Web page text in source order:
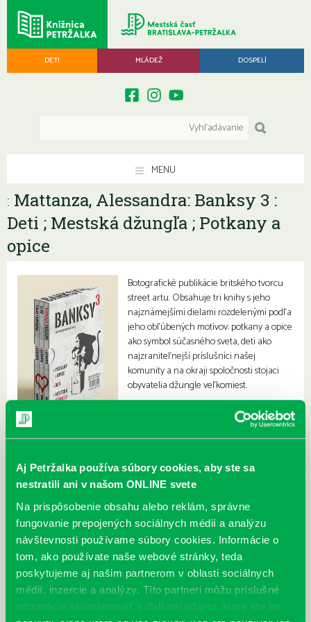
Aj Petržalka používa súbory cookies, aby ste sa
nestratili ani v našom ONLINE svete
Na prispôsobenie obsahu alebo reklám, správne
fungovanie prepojených sociálnych médií a analýzu
návštevnosti používame súbory cookies. Informácie o
tom, ako používate naše webové stránky, teda
poskytujeme aj našim partnerom v oblasti sociálnych
médií, inzercie a analýzy. Títo partneri môžu príslušné
informácie skombinovať s ďalšími údajmi, ktoré ste im
DETI MLÁDEŽ DOSPELÍ
MENU
: Mattanza, Alessandra: Banksy 3 :
Deti ; Mestská džungľa ; Potkany a
opice
Botografické publikácie britského tvorcu
street artu. Obsahuje tri knihy s jeho
najznámejšími dielami rozdelenými podľa
jeho obľúbených motívov: potkany a opice
ako symbol súčasného sveta, deti ako
najzraniteľnejší príslušníci našej
komunity a na okraji spoločnosti stojaci
obyvatelia džungle veľkomiest.